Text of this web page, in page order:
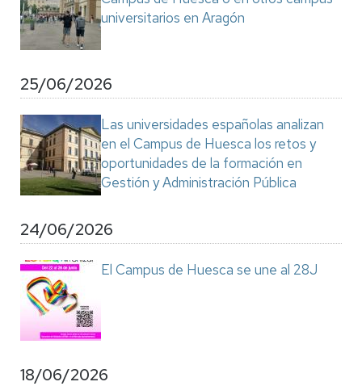
universitarios en Aragón
25/06/2026
Las universidades españolas analizan
en el Campus de Huesca los retos y
oportunidades de la formación en
Gestión y Administración Pública
24/06/2026
El Campus de Huesca se une al 28J
18/06/2026